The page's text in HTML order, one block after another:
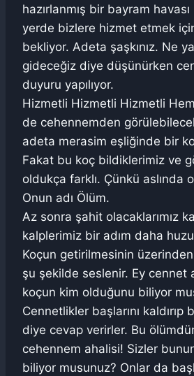
hazırlanmış bir bayram
yerde bizlere hizmet etmek
bekliyor. Adeta şaşkınız. Ne
gideceğiz diye düşünürken
duyuru yapılıyor.
Hizmetli Hizmetli Hizmetli
de cehennemden
adeta merasim eşliğinde bir
Fakat bu koç bildiklerimiz ve
oldukça farklı. Çünkü aslında
Onun adı Ölüm.
Az sonra şahit olacaklarımız
kalplerimiz bir adım daha
Koçun getirilmesinin
şu şekilde seslenir. Ey cennet
koçun kim olduğunu biliyor
Cennetlikler başlarını
diye cevap verirler. Bu
cehennem ahalisi! Sizler
biliyor musunuz? Onlar da